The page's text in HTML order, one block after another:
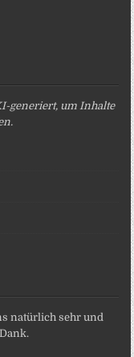
generiert, um Inhalte
natürlich sehr und